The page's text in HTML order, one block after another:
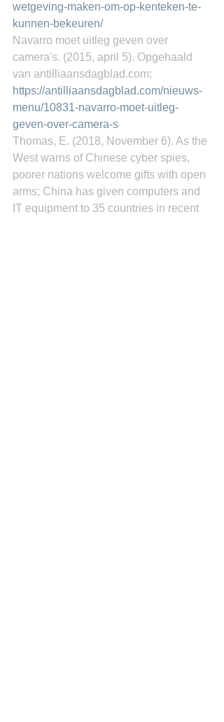
wetgeving-maken-om-op-kenteken-te-
kunnen-bekeuren/
Navarro moet uitleg geven over
camera's. (2015, april 5). Opgehaald
van antilliaansdagblad.com:
https://antilliaansdagblad.com/nieuws-
menu/10831-navarro-moet-uitleg-
geven-over-camera-s
Thomas, E. (2018, November 6). As the
West warns of Chinese cyber spies,
poorer nations welcome gifts with open
arms; China has given computers and
IT equipment to 35 countries in recent